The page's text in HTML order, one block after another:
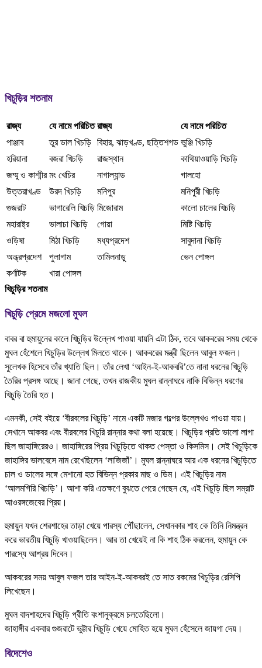
খিচুড়ির শতনাম
রাজ্য যে নামে পরিচিত রাজ্য
যে নামে পরিচিত
পাঞ্জাব
তুর ডাল খিচড়ি বিহার, ঝাড়খণ্ড, ছত্তিশগড ভুঞ্জি খিচড়ি
হরিয়ানা
বজরা খিচড়ি রাজস্থান
কাথিয়াওয়াড়ি খিচড়ি
জম্মু ও কাশ্মীর মং খেচির নাগাল্যান্ড
গালহো
উত্তরাখণ্ড
উরদ খিচড়ি মনিপুর
মনিপুরী খিচড়ি
গুজরাট
ভাগারেলি খিচড়ি মিজোরাম
কালো চালের খিচড়ি
মহারাষ্ট্র
ভালাচা খিচড়ি গোয়া
মিষ্টি খিচড়ি
ওড়িষা
মিঠা খিচড়ি মধ্যপ্রদেশ
সাবুদানা খিচড়ি
অন্ধ্রপ্রদেশ
পুলাগাম তামিলনাড়ু
ভেন পোঙ্গল
কর্ণাটক
খারা পোঙ্গল
খিচুড়ির শতনাম
খিচুড়ি প্রেমে মজলো মুঘল
বাবর বা হুমায়ুনের কালে খিচুড়ির উল্লেখ পাওয়া যায়নি এটা ঠিক, তবে আকবরের সময় থেকে
মুঘল হেঁশেলে খিচুড়ির উল্লেখ মিলতে থাকে। আকবরের মন্ত্রী ছিলেন আবুল ফজল।
সুলেখক হিসেবে তাঁর খ্যাতি ছিল। তাঁর লেখা ‘আইন-ই-আকবরি’তে নানা ধরনের খিচুড়ি
তৈরির প্রসঙ্গ আছে। জানা গেছে, তখন রাজকীয় মুঘল রান্নাঘরে নাকি বিভিন্ন ধরণের
খিচু়ড়ি তৈরি হত।
এমনকী, সেই বইয়ে ‘বীরবলের খিচুড়ি’ নামে একটি মজার গল্পের উল্লেখও পাওয়া যায়।
সেখানে আকবর এবং বীরবলের খিচুরি রান্নার কথা বলা হয়েছে। খিচুড়ির প্রতি ভালো লাগা
ছিল জাহাঙ্গিরেরও। জাহাঙ্গিরের প্রিয় খিচু়ড়িতে থাকত পেস্তা ও কিসমিস। সেই খিচুড়িকে
জাহাঙ্গির ভালবেসে নাম রেখেছিলেন ‘লাজিজাঁ’। মুঘল রান্নাঘরে আর এক ধরনের খিচুড়িতে
চাল ও ডালের সঙ্গে মেশানো হত বিভিন্ন প্রকার মাছ ও ডিম। এই খিচুড়ির নাম
‘আলমগিরি খিচড়ি’। আশা করি এতক্ষণে বুঝতে পেরে গেছেন যে, এই খিচুড়ি ছিল সম্রাট
আওরঙ্গজেবের প্রিয়।
হুমায়ুন যখন শেরশাহের তাড়া খেয়ে পারস্য পৌঁছালেন, সেখানকার শাহ কে তিনি নিমন্ত্রন
করে ভারতীয় খিচুড়ি খাওয়াছিলেন। আর তা খেয়েই না কি শাহ ঠিক করলেন, হুমায়ুন কে
পারস্যে আশ্রয় দিবেন।
আকবরের সময় আবুল ফজল তার আইন-ই-আকবরই তে সাত রকমের খিচুড়ির রেসিপি
লিখেছেন।
মুঘল বাদশাহদের খিচুড়ি প্রীতি বংশানুক্রমে চলতেছিলো।
জাহাঙ্গীর একবার গুজরাটে ভুট্টার খিচুড়ি খেয়ে মোহিত হয়ে মুঘল হেঁসেলে জায়গা দেয়।
বিদেশেও